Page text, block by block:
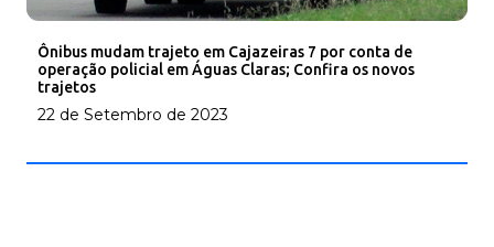
Ônibus mudam trajeto em Cajazeiras 7 por conta de
operação policial em Águas Claras; Confira os novos
trajetos
22 de Setembro de 2023